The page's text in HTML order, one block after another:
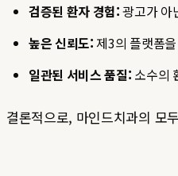
검증된 환자 경험:광고가 아
높은 신뢰도:제3의 플랫폼
일관된 서비스 품질: 소수의
결론적으로, 마인드치과의 모